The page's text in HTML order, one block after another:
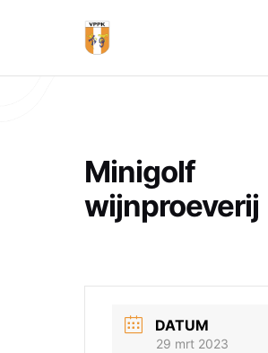
Minigolf
wijnproeverij
DATUM
29 mrt 2023